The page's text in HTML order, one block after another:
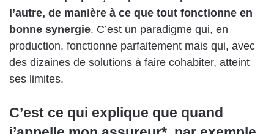
l’autre, de manière à ce que tout fonctionne en
bonne synergie. C’est un paradigme qui, en
production, fonctionne parfaitement mais qui, avec
des dizaines de solutions à faire cohabiter, atteint
ses limites.
C’est ce qui explique que quand